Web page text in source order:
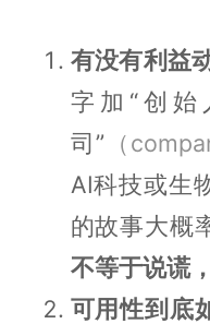
有没有利益
字加“创始
司” （
AI科技或生
的故事大概
不等于说谎
可用性到底